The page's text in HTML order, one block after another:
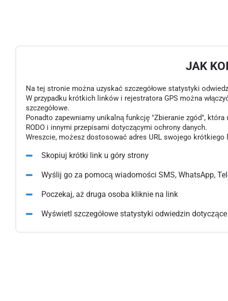
JAK
Na tej stronie można uzyskać szczegółowe statystyki
W przypadku krótkich linków i rejestratora GPS można
szczegółowe.
Ponadto zapewniamy unikalną funkcję "Zbieranie zgód",
RODO i innymi przepisami dotyczącymi ochrony danych.
Wreszcie, możesz dostosować adres URL swojego krótkiego
Skopiuj krótki link u góry strony
Wyślij go za pomocą wiadomości SMS, WhatsApp,
Poczekaj, aż druga osoba kliknie na link
Wyświetl szczegółowe statystyki odwiedzin